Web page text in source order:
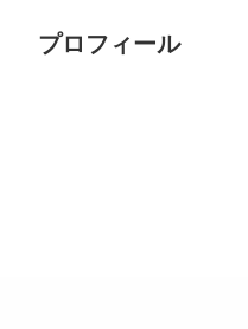
プロフィール